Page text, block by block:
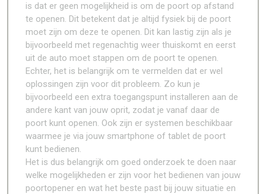
is dat er geen mogelijkheid is om de poort op afstand
te openen. Dit betekent dat je altijd fysiek bij de poort
moet zijn om deze te openen. Dit kan lastig zijn als je
bijvoorbeeld met regenachtig weer thuiskomt en eerst
uit de auto moet stappen om de poort te openen.
Echter, het is belangrijk om te vermelden dat er wel
oplossingen zijn voor dit probleem. Zo kun je
bijvoorbeeld een extra toegangspunt installeren aan de
andere kant van jouw oprit, zodat je vanaf daar de
poort kunt openen. Ook zijn er systemen beschikbaar
waarmee je via jouw smartphone of tablet de poort
kunt bedienen.
Het is dus belangrijk om goed onderzoek te doen naar
welke mogelijkheden er zijn voor het bedienen van jouw
poortopener en wat het beste past bij jouw situatie en